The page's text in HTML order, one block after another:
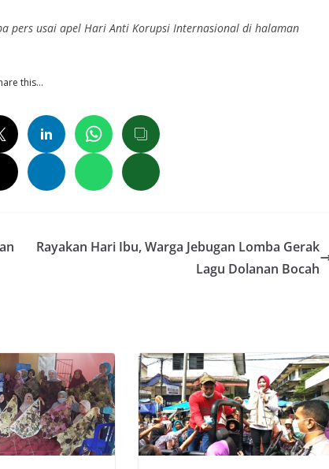
pers usai apel Hari Anti Korupsi Internasional di halaman
this…
Rayakan Hari Ibu, Warga Jebugan Lomba Gerak
Lagu Dolanan Bocah